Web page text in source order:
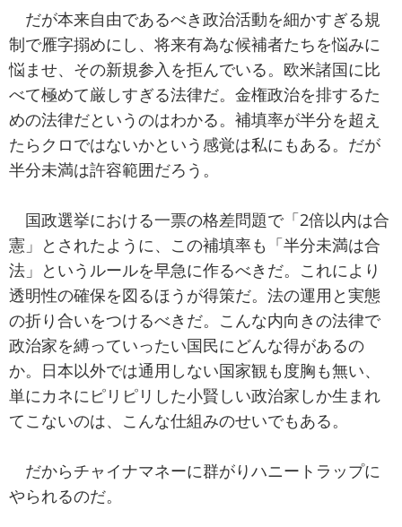
だが本来自由であるべき政治活動を細かすぎる規
制で雁字搦めにし、将来有為な候補者たちを悩みに
悩ませ、その新規参入を拒んでいる。欧米諸国に比
べて極めて厳しすぎる法律だ。金権政治を排するた
めの法律だというのはわかる。補填率が半分を超え
たらクロではないかという感覚は私にもある。だが
半分未満は許容範囲だろう。
国政選挙における一票の格差問題で「2倍以内は合
憲」とされたように、この補填率も「半分未満は合
法」というルールを早急に作るべきだ。これにより
透明性の確保を図るほうが得策だ。法の運用と実態
の折り合いをつけるべきだ。こんな内向きの法律で
政治家を縛っていったい国民にどんな得があるの
か。日本以外では通用しない国家観も度胸も無い、
単にカネにピリピリした小賢しい政治家しか生まれ
てこないのは、こんな仕組みのせいでもある。
だからチャイナマネーに群がりハニートラップに
やられるのだ。